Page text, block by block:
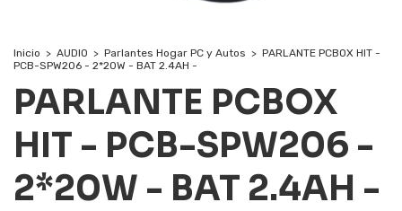
Inicio > AUDIO > Parlantes Hogar PC y Autos > PARLANTE PCBOX HIT -
PCB-SPW206 - 2*20W - BAT 2.4AH -
PARLANTE PCBOX
HIT - PCB-SPW206 -
2*20W - BAT 2.4AH -